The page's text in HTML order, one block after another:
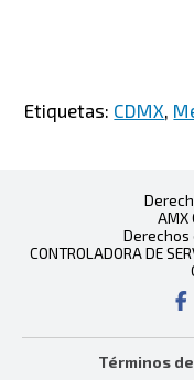
Etiquetas: CDMX,
AMX
Derechos
CONTROLADORA DE
Términos